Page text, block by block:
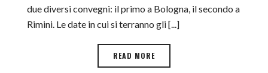
due diversi convegni: il primo a Bologna, il secondo a
Rimini. Le date in cui si terranno gli [...]
READ MORE